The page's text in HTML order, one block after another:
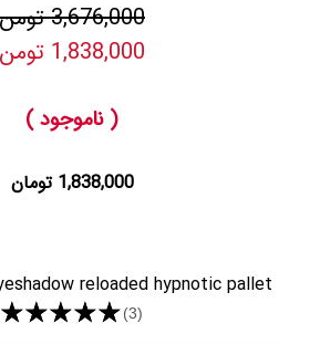
3,676,000 تومن
1,838,000 تومن
( ناموجود )
1,838,000 تومان
reloaded hypnotic pallet
★★★★★(3)